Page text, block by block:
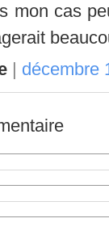
mon cas
| décembre